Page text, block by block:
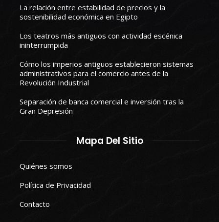
La relación entre estabilidad de precios y la
sostenibilidad económica en Egipto
Los teatros más antiguos con actividad escénica
ininterrumpida
Cómo los imperios antiguos establecieron sistemas
administrativos para el comercio antes de la
Revolución Industrial
Separación de banca comercial e inversión tras la
Gran Depresión
Mapa Del Sitio
Quiénes somos
Política de Privacidad
Contacto